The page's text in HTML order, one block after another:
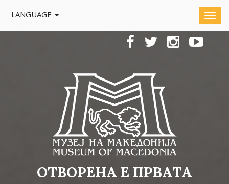
LANGUAGE
ОТВОРЕНА Е ПРВАТА